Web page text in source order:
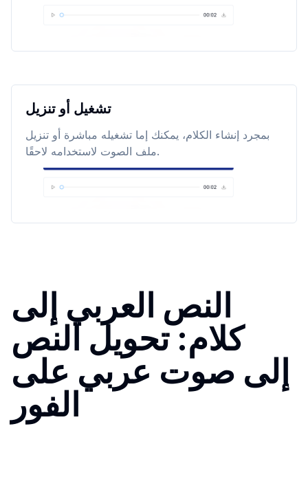
تشغيل أو تنزيل
بمجرد إنشاء الكلام، يمكنك إما تشغيله مباشرة أو تنزيل
ملف الصوت لاستخدامه لاحقًا.
النص العربي إلى
كلام: تحويل النص
إلى صوت عربي على
الفور